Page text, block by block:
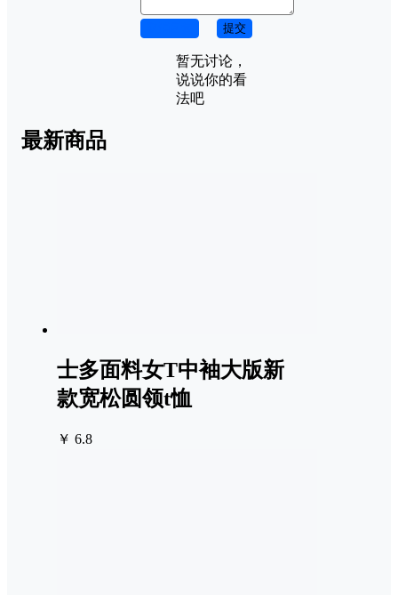
提交
暂无讨论，
说说你的看
法吧
最新商品
士多面料女T中袖大版新
款宽松圆领t恤
￥ 6.8